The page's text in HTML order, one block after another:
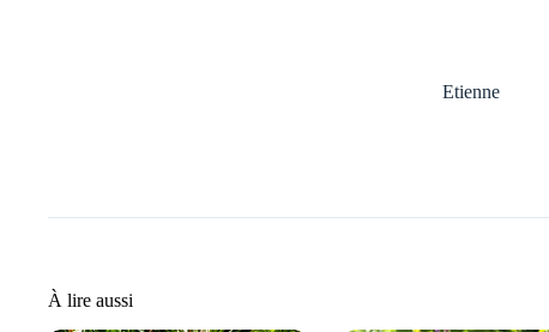
Etienne
À lire aussi